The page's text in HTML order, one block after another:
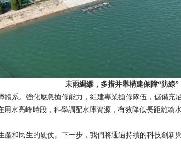
未雨綢繆，多措并舉構建保障“防線”
。強化應急搶修能力，組建專業搶修隊伍，儲備充
水高峰時段，科學調配水庫資源，有效降低長距離輸
民生的硬仗。下一步，我們將通過持續的科技創新